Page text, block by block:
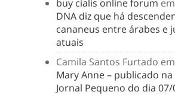
buy cialis online forum em
DNA diz que há
cananeus entre árabes e
atuais
Camila Santos Furtado em
Mary Anne – publicado na
Jornal Pequeno do dia